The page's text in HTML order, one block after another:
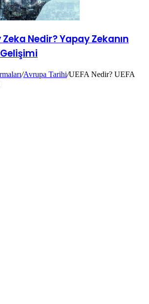
Nedir? Yapay Zekanın
/Avrupa Tarihi/UEFA Nedir? UEFA